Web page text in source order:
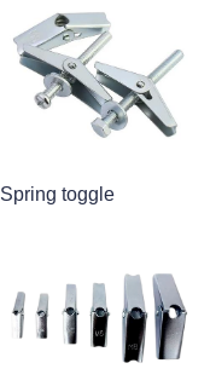
Spring toggle